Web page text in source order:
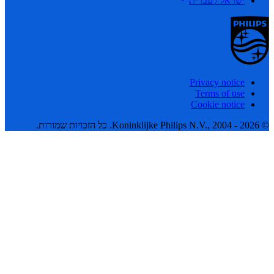
Privacy notice
Terms of use
Cookie notice